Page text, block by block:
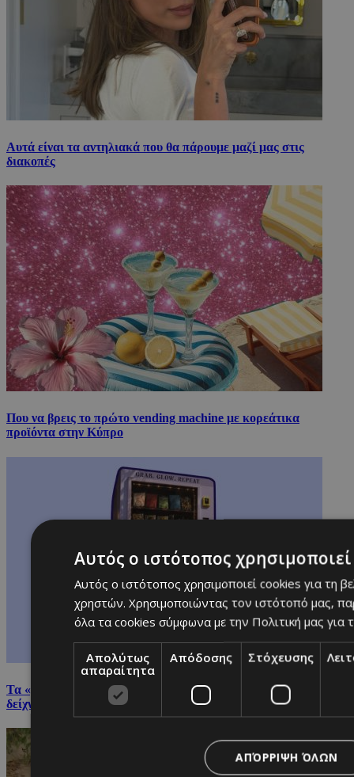
Αυτά είναι τα αντηλιακά που θα πάρουμε μαζί μας στις
διακοπές
Που να βρεις το πρώτο vending machine με κορεάτικα
προϊόντα στην Κύπρο
Τα «μικρά» beauty mistakes που κάνουν το μακιγιάζ να μη
δείχνει ωραίο
Αυτός ο ιστότοπος
Αυτός ο ιστότοπος χρησιμοποιεί cookies για τη
χρηστών. Χρησιμοποιώντας τον ιστότοπό μας,
όλα τα cookies σύμφωνα με την Πολιτική μας για
Απολύτως
απαραίτητα
Απόδοσης Στόχευσης
ΑΠΌΡΡΙΨΗ ΌΛΩΝ